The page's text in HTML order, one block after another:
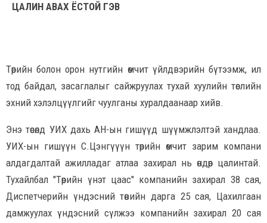
ЦАЛИН АВАХ ЁСТОЙ ГЭВ
Төрийн болон орон нутгийн өмчит үйлдвэрийн бүтээмж, ил
тод байдал, засаглалыг сайжруулах тухай хуулийн төслийн
эхний хэлэлцүүлгийг чуулганы хуралдаанаар хийв.
Энэ төсөлд УИХ дахь АН-ын гишүүд шүүмжлэлтэй хандлаа.
УИХ-ын гишүүн С.Цэнгүүүн төрийн өмчит зарим компани
алдагдалтай ажилладаг атлаа захирал нь өндөр цалинтай.
Тухайлбал "Төрийн үнэт цаас" компанийн захирал 38 сая,
Диспетчерийн үндэсний төвийн дарга 25 сая, Цахилгаан
дамжуулах үндэсний сүлжээ компанийн захирал 20 сая